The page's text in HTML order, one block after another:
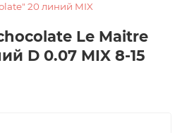
20 линий MIX
Le Maitre
D 0.07 MIX 8-15